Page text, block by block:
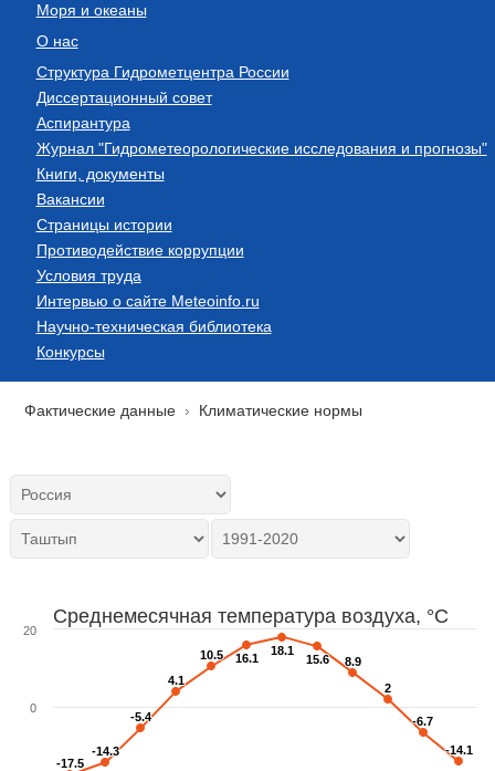
Моря и океаны
О нас
Структура Гидрометцентра России
Диссертационный совет
Аспирантура
Журнал "Гидрометеорологические исследования и прогнозы"
Книги, документы
Вакансии
Страницы истории
Противодействие коррупции
Условия труда
Интервью о сайте Meteoinfo.ru
Научно-техническая библиотека
Конкурсы
Фактические данные Климатические нормы
Среднемесячная температура воздуха, °C
-17.5
-17.5
-14.3
-14.3
-5.4
-5.4
4.1
4.1
10.5
10.5 16.1
16.1
18.1
18.1
15.6
15.6 8.9
8.9
2
2
-6.7
-6.7
-14.1
-14.1
0
20